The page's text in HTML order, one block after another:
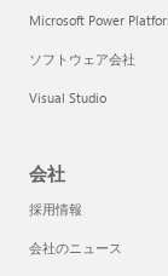
Microsoft Power
ソフトウェア会社
Visual Studio
会社
採用情報
会社のニュース